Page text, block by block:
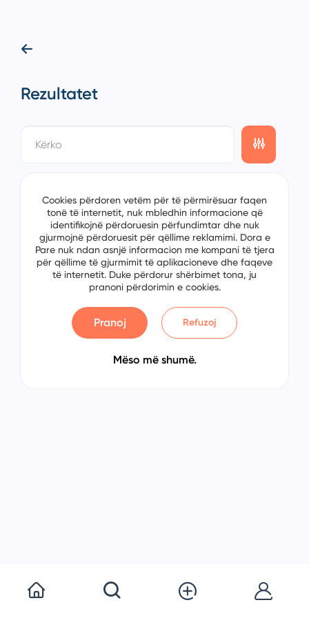
Rezultatet
Cookies përdoren vetëm për të përmirësuar faqen
tonë të internetit, nuk mbledhin informacione që
identifikojnë përdoruesin përfundimtar dhe nuk
gjurmojnë përdoruesit për qëllime reklamimi. Dora e
Pare nuk ndan asnjë informacion me kompani të tjera
për qëllime të gjurmimit të aplikacioneve dhe faqeve
të internetit. Duke përdorur shërbimet tona, ju
pranoni përdorimin e cookies.
Pranoj Refuzoj
Mëso më shumë.